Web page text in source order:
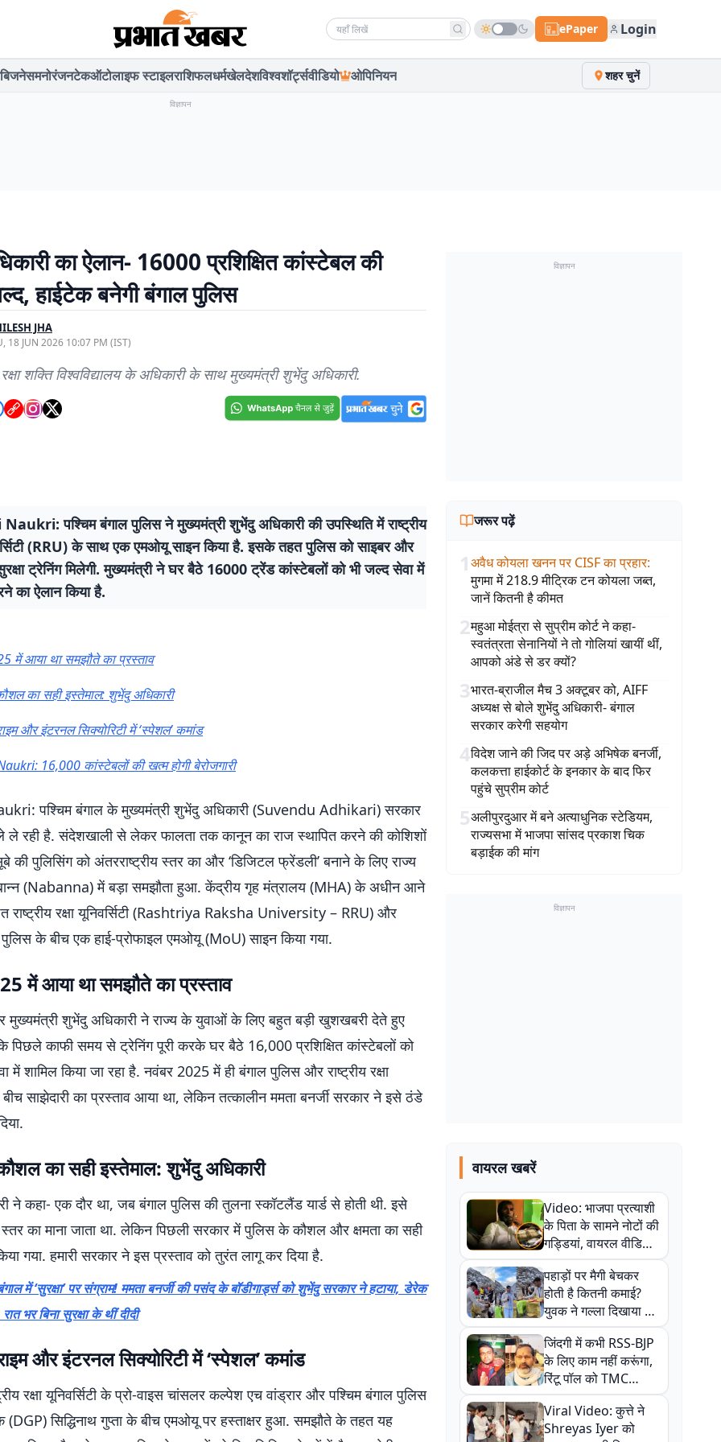
Search news ePaper Login
बिजनेसमनोरंजनटेकऑटोलाइफ स्टाइलराशिफलधर्मखेलदेशविश्वशॉर्ट्सवीडियो ओपिनियन शहर चुनें
विज्ञापन
का ऐलान- 16000 प्रशिक्षित कांस्टेबल की
हाईटेक बनेगी बंगाल पुलिस
JHA
18 JUN 2026 10:07 PM (IST)
रक्षा शक्ति विश्वविद्यालय के अधिकारी के साथ मुख्यमंत्री शुभेंदु अधिकारी.
पश्चिम बंगाल पुलिस ने मुख्यमंत्री शुभेंदु अधिकारी की उपस्थिति में राष्ट्रीय
(RRU) के साथ एक एमओयू साइन किया है. इसके तहत पुलिस को साइबर और
ट्रेनिंग मिलेगी. मुख्यमंत्री ने घर बैठे 16000 ट्रेंड कांस्टेबलों को भी जल्द सेवा में
का ऐलान किया है.
में आया था समझौते का प्रस्ताव
का सही इस्तेमाल: शुभेंदु अधिकारी
और इंटरनल सिक्योरिटी में ‘स्पेशल’ कमांड
16,000 कांस्टेबलों की खत्म होगी बेरोजगारी
पश्चिम बंगाल के मुख्यमंत्री शुभेंदु अधिकारी (Suvendu Adhikari) सरकार
रही है. संदेशखाली से लेकर फालता तक कानून का राज स्थापित करने की कोशिशों
की पुलिसिंग को अंतरराष्ट्रीय स्तर का और ‘डिजिटल फ्रेंडली’ बनाने के लिए राज्य
(Nabanna) में बड़ा समझौता हुआ. केंद्रीय गृह मंत्रालय (MHA) के अधीन आने
राष्ट्रीय रक्षा यूनिवर्सिटी (Rashtriya Raksha University – RRU) और
पुलिस के बीच एक हाई-प्रोफाइल एमओयू (MoU) साइन किया गया.
में आया था समझौते का प्रस्ताव
मुख्यमंत्री शुभेंदु अधिकारी ने राज्य के युवाओं के लिए बहुत बड़ी खुशखबरी देते हुए
पिछले काफी समय से ट्रेनिंग पूरी करके घर बैठे 16,000 प्रशिक्षित कांस्टेबलों को
में शामिल किया जा रहा है. नवंबर 2025 में ही बंगाल पुलिस और राष्ट्रीय रक्षा
बीच साझेदारी का प्रस्ताव आया था, लेकिन तत्कालीन ममता बनर्जी सरकार ने इसे ठंडे
का सही इस्तेमाल: शुभेंदु अधिकारी
ने कहा- एक दौर था, जब बंगाल पुलिस की तुलना स्कॉटलैंड यार्ड से होती थी. इसे
स्तर का माना जाता था. लेकिन पिछली सरकार में पुलिस के कौशल और क्षमता का सही
गया. हमारी सरकार ने इस प्रस्ताव को तुरंत लागू कर दिया है.
में ‘सुरक्षा’ पर संग्राम! ममता बनर्जी की पसंद के बॉडीगार्ड्स को शुभेंदु सरकार ने हटाया, डेरेक
भर बिना सुरक्षा के थीं दीदी
और इंटरनल सिक्योरिटी में ‘स्पेशल’ कमांड
रक्षा यूनिवर्सिटी के प्रो-वाइस चांसलर कल्पेश एच वांड्रार और पश्चिम बंगाल पुलिस
(DGP) सिद्धिनाथ गुप्ता के बीच एमओयू पर हस्ताक्षर हुआ. समझौते के तहत यह
विज्ञापन
जरूर पढ़ें
1अवैध कोयला खनन पर CISF का प्रहार:
मुगमा में 218.9 मीट्रिक टन कोयला जब्त,
जानें कितनी है कीमत
2महुआ मोईत्रा से सुप्रीम कोर्ट ने कहा-
स्वतंत्रता सेनानियों ने तो गोलियां खायीं थीं,
आपको अंडे से डर क्यों?
3भारत-ब्राजील मैच 3 अक्टूबर को, AIFF
अध्यक्ष से बोले शुभेंदु अधिकारी- बंगाल
सरकार करेगी सहयोग
4विदेश जाने की जिद पर अड़े अभिषेक बनर्जी,
कलकत्ता हाईकोर्ट के इनकार के बाद फिर
पहुंचे सुप्रीम कोर्ट
5अलीपुरदुआर में बने अत्याधुनिक स्टेडियम,
राज्यसभा में भाजपा सांसद प्रकाश चिक
बड़ाईक की मांग
विज्ञापन
वायरल खबरें
Video: भाजपा प्रत्याशी
के पिता के सामने नोटों की
गड्डियां, वायरल वीडियो
से राजनीति में उबाल,
अजित महतो बोले- TMC
की गंदी चाल
पहाड़ों पर मैगी बेचकर
होती है कितनी कमाई?
युवक ने गल्ला दिखाया तो
नौकरी वालों के खड़े हो गए
कान
जिंदगी में कभी RSS-BJP
के लिए काम नहीं करूंगा,
रिंटू पॉल को TMC
ऑफिस में ले जाकर पीटा,
Video वायरल
Viral Video: कुत्ते ने
Shreyas Iyer को